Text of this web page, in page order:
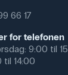
66 17
for telefonen
9:00 til
til 14:00